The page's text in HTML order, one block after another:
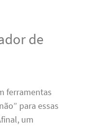
de
ferramentas
para essas
um